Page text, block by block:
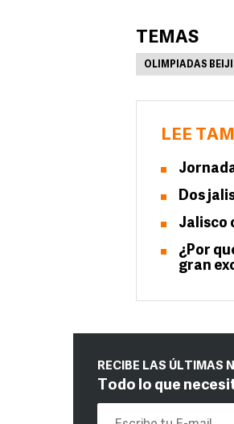
TEMAS
OLIMPIADAS
LEE
Dos
Jalisco
¿Por
gran
RECIBE LAS ÚLTIMAS
Todo lo que